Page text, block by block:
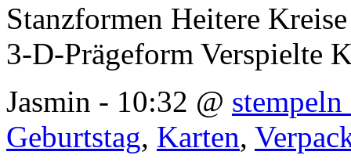
Stanzformen Heitere Kreise
3-D-Prägeform Verspielte
Jasmin - 10:32 @
Geburtstag, Karten,